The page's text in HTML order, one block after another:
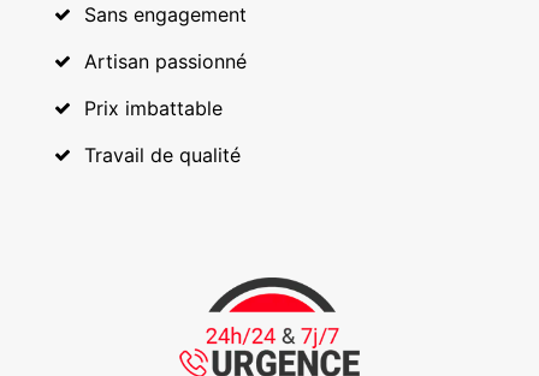
Sans engagement
Artisan passionné
Prix imbattable
Travail de qualité